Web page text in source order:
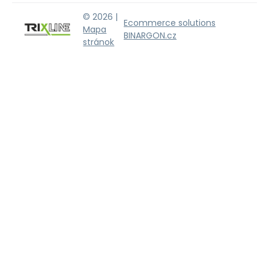
© 2026 |
Mapa
stránok
Ecommerce solutions
BINARGON.cz